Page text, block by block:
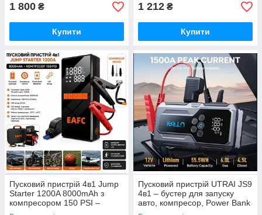
1 800 ₴
Купити
1 212 ₴
Купити
Пусковий пристрій 4в1 Jump
Starter 1200A 8000mAh з
компресором 150 PSI –
бустер для запуску
Пусковий пристрій UTRAI JS9
4в1 – бустер для запуску
авто, компресор, Power Bank
та LED-ліхтар